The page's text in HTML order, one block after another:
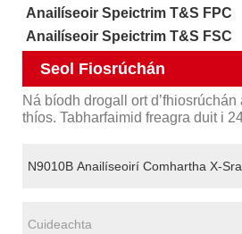
Anailíseoir Speictrim T&S FPC
Anailíseoir Speictrim T&S FSC
Seol Fiosrúchán
Ná bíodh drogall ort
thíos. Tabharfaimid freagra duit i